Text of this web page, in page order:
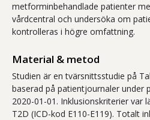
metforminbehandlade patienter
vårdcentral och undersöka om
kontrolleras i högre omfattning.
Material & metod
Studien är en tvärsnittsstudie på
baserad på patientjournaler under
2020-01-01. Inklusionskriterier var
T2D (ICD-kod E110-E119). Totalt